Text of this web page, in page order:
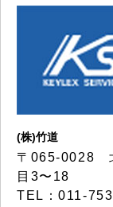
(株)竹道
〒065-0028
目3〜18
TEL：011-